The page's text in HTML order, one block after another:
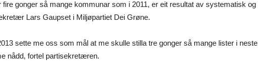
gonger så mange kommunar som i 2011, er eit resultat av systematisk og
Lars Gaupset i Miljøpartiet Dei Grøne.
sette me oss som mål at me skulle stilla tre gonger så mange lister i neste
nådd, fortel partisekretæren.